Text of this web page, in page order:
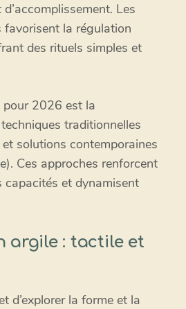
Les
favorisent la régulation
des rituels simples et
pour 2026 est la
traditionnelles
solutions contemporaines
Ces approches renforcent
capacités et dynamisent
argile : tactile et
d’explorer la forme et la